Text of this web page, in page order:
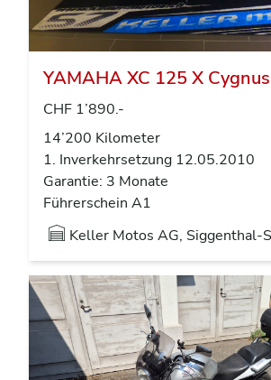
YAMAHA XC 125 X Cygnus
CHF 1’890.-
14’200 Kilometer
1. Inverkehrsetzung 12.05.2010
Garantie: 3 Monate
Führerschein A1
Keller Motos AG, Siggenthal-